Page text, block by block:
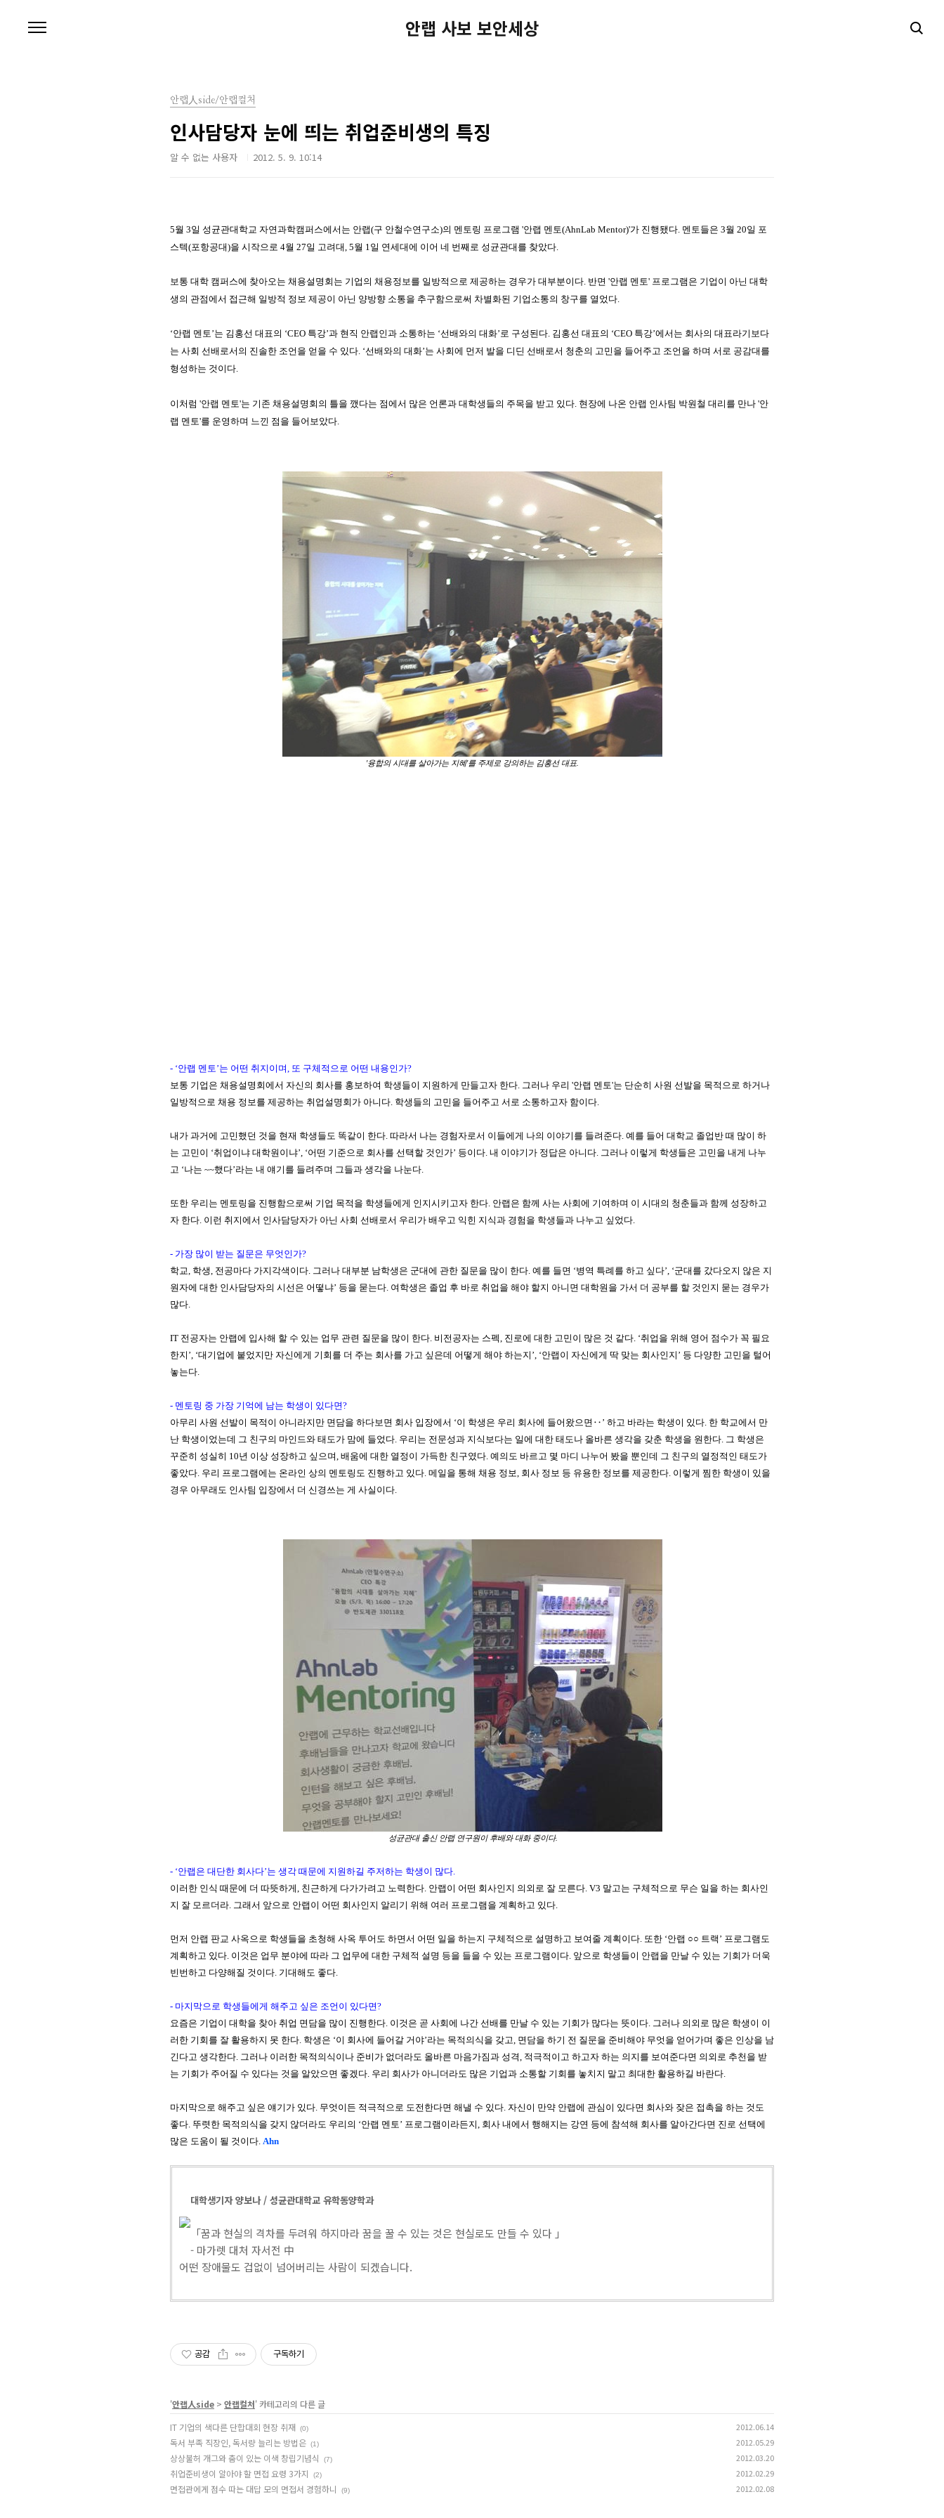
안랩 사보 보안세상
안랩人side/안랩컬처
인사담당자 눈에 띄는 취업준비생의 특징
알 수 없는 사용자 2012. 5. 9. 10:14
5월 3일 성균관대학교 자연과학캠퍼스에서는 안랩(구 안철수연구소)의 멘토링 프로그램 '안랩 멘토(AhnLab Mentor)'가 진행됐다. 멘토들은 3월 20일 포
스텍(포항공대)을 시작으로 4월 27일 고려대, 5월 1일 연세대에 이어 네 번째로 성균관대를 찾았다.
보통 대학 캠퍼스에 찾아오는 채용설명회는 기업의 채용정보를 일방적으로 제공하는 경우가 대부분이다. 반면 '안랩 멘토' 프로그램은 기업이 아닌 대학
생의 관점에서 접근해 일방적 정보 제공이 아닌 양방향 소통을 추구함으로써 차별화된 기업소통의 창구를 열었다.
‘안랩 멘토’는 김홍선 대표의 ‘CEO 특강’과 현직 안랩인과 소통하는 ‘선배와의 대화’로 구성된다. 김홍선 대표의 ‘CEO 특강’에서는 회사의 대표라기보다
는 사회 선배로서의 진솔한 조언을 얻을 수 있다. ‘선배와의 대화’는 사회에 먼저 발을 디딘 선배로서 청춘의 고민을 들어주고 조언을 하며 서로 공감대를
형성하는 것이다.
이처럼 '안랩 멘토'는 기존 채용설명회의 틀을 깼다는 점에서 많은 언론과 대학생들의 주목을 받고 있다. 현장에 나온 안랩 인사팀 박원철 대리를 만나 '안
랩 멘토'를 운영하며 느낀 점을 들어보았다.
'융합의 시대를 살아가는 지혜'를 주제로 강의하는 김홍선 대표.
- ‘안랩 멘토’는 어떤 취지이며, 또 구체적으로 어떤 내용인가?
보통 기업은 채용설명회에서 자신의 회사를 홍보하여 학생들이 지원하게 만들고자 한다. 그러나 우리 '안랩 멘토'는 단순히 사원 선발을 목적으로 하거나
일방적으로 채용 정보를 제공하는 취업설명회가 아니다. 학생들의 고민을 들어주고 서로 소통하고자 함이다.
내가 과거에 고민했던 것을 현재 학생들도 똑같이 한다. 따라서 나는 경험자로서 이들에게 나의 이야기를 들려준다. 예를 들어 대학교 졸업반 때 많이 하
는 고민이 ‘취업이냐 대학원이냐’, ‘어떤 기준으로 회사를 선택할 것인가’ 등이다. 내 이야기가 정답은 아니다. 그러나 이렇게 학생들은 고민을 내게 나누
고 ‘나는 ~~했다’라는 내 얘기를 들려주며 그들과 생각을 나눈다.
또한 우리는 멘토링을 진행함으로써 기업 목적을 학생들에게 인지시키고자 한다. 안랩은 함께 사는 사회에 기여하며 이 시대의 청춘들과 함께 성장하고
자 한다. 이런 취지에서 인사담당자가 아닌 사회 선배로서 우리가 배우고 익힌 지식과 경험을 학생들과 나누고 싶었다.
- 가장 많이 받는 질문은 무엇인가?
학교, 학생, 전공마다 가지각색이다. 그러나 대부분 남학생은 군대에 관한 질문을 많이 한다. 예를 들면 ‘병역 특례를 하고 싶다’, ‘군대를 갔다오지 않은 지
원자에 대한 인사담당자의 시선은 어떻냐’ 등을 묻는다. 여학생은 졸업 후 바로 취업을 해야 할지 아니면 대학원을 가서 더 공부를 할 것인지 묻는 경우가
많다.
IT 전공자는 안랩에 입사해 할 수 있는 업무 관련 질문을 많이 한다. 비전공자는 스펙, 진로에 대한 고민이 많은 것 같다. ‘취업을 위해 영어 점수가 꼭 필요
한지 ’, ‘대기업에 붙었지만 자신에게 기회를 더 주는 회사를 가고 싶은데 어떻게 해야 하는지 ’, ‘안랩이 자신에게 딱 맞는 회사인지 ’ 등 다양한 고민을 털어
놓는다.
- 멘토링 중 가장 기억에 남는 학생이 있다면?
아무리 사원 선발이 목적이 아니라지만 면담을 하다보면 회사 입장에서 ‘이 학생은 우리 회사에 들어왔으면 ‥’ 하고 바라는 학생이 있다. 한 학교에서 만
난 학생이었는데 그 친구의 마인드와 태도가 맘에 들었다. 우리는 전문성과 지식보다는 일에 대한 태도나 올바른 생각을 갖춘 학생을 원한다. 그 학생은
꾸준히 성실히 10년 이상 성장하고 싶으며, 배움에 대한 열정이 가득한 친구였다. 예의도 바르고 몇 마디 나누어 봤을 뿐인데 그 친구의 열정적인 태도가
좋았다. 우리 프로그램에는 온라인 상의 멘토링도 진행하고 있다. 메일을 통해 채용 정보, 회사 정보 등 유용한 정보를 제공한다. 이렇게 찜한 학생이 있을
경우 아무래도 인사팀 입장에서 더 신경쓰는 게 사실이다.
성균관대 출신 안랩 연구원이 후배와 대화 중이다.
- ‘안랩은 대단한 회사다’는 생각 때문에 지원하길 주저하는 학생이 많다.
이러한 인식 때문에 더 따뜻하게, 친근하게 다가가려고 노력한다. 안랩이 어떤 회사인지 의외로 잘 모른다. V3 말고는 구체적으로 무슨 일을 하는 회사인
지 잘 모르더라. 그래서 앞으로 안랩이 어떤 회사인지 알리기 위해 여러 프로그램을 계획하고 있다.
먼저 안랩 판교 사옥으로 학생들을 초청해 사옥 투어도 하면서 어떤 일을 하는지 구체적으로 설명하고 보여줄 계획이다. 또한 ‘안랩 ○○ 트랙 ’ 프로그램도
계획하고 있다. 이것은 업무 분야에 따라 그 업무에 대한 구체적 설명 등을 들을 수 있는 프로그램이다. 앞으로 학생들이 안랩을 만날 수 있는 기회가 더욱
빈번하고 다양해질 것이다. 기대해도 좋다.
- 마지막으로 학생들에게 해주고 싶은 조언이 있다면?
요즘은 기업이 대학을 찾아 취업 면담을 많이 진행한다. 이것은 곧 사회에 나간 선배를 만날 수 있는 기회가 많다는 뜻이다. 그러나 의외로 많은 학생이 이
러한 기회를 잘 활용하지 못 한다. 학생은 ‘이 회사에 들어갈 거야’라는 목적의식을 갖고, 면담을 하기 전 질문을 준비해야 무엇을 얻어가며 좋은 인상을 남
긴다고 생각한다. 그러나 이러한 목적의식이나 준비가 없더라도 올바른 마음가짐과 성격, 적극적이고 하고자 하는 의지를 보여준다면 의외로 추천을 받
는 기회가 주어질 수 있다는 것을 알았으면 좋겠다. 우리 회사가 아니더라도 많은 기업과 소통할 기회를 놓치지 말고 최대한 활용하길 바란다.
마지막으로 해주고 싶은 얘기가 있다. 무엇이든 적극적으로 도전한다면 해낼 수 있다. 자신이 만약 안랩에 관심이 있다면 회사와 잦은 접촉을 하는 것도
좋다. 뚜렷한 목적의식을 갖지 않더라도 우리의 ‘안랩 멘토’ 프로그램이라든지, 회사 내에서 행해지는 강연 등에 참석해 회사를 알아간다면 진로 선택에
많은 도움이 될 것이다. Ahn
대학생기자 양보나 / 성균관대학교 유학동양학과
「꿈과 현실의 격차를 두려워 하지마라 꿈을 꿀 수 있는 것은 현실로도 만들 수 있다 」
- 마가렛 대처 자서전 中
어떤 장애물도 겁없이 넘어버리는 사람이 되겠습니다.
공감 구독하기
'안랩人side > 안랩컬처' 카테고리의 다른 글
IT 기업의 색다른 단합대회 현장 취재
(0) 2012.06.14
독서 부족 직장인, 독서량 늘리는 방법은 (1) 2012.05.29
상상불허 개그와 춤이 있는 이색 창립기념식 (7) 2012.03.20
취업준비생이 알아야 할 면접 요령 3가지 (2) 2012.02.29
면접관에게 점수 따는 대답 모의 면접서 경험하니 (9) 2012.02.08